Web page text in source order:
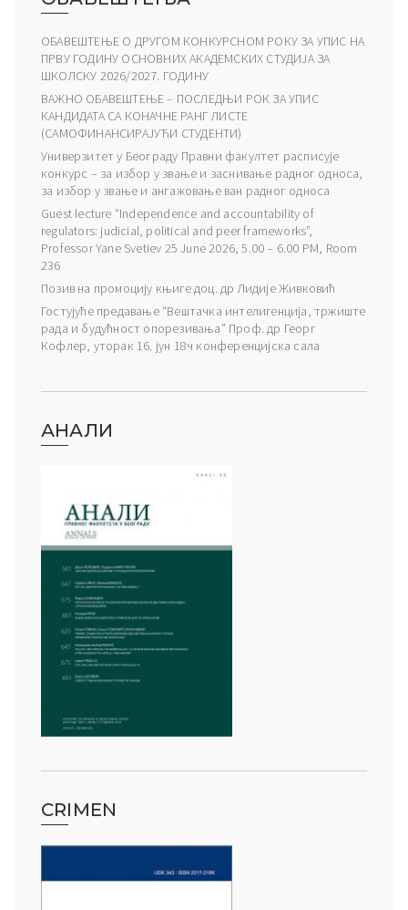
ОБАВЕШТЕЊЕ О ДРУГОМ КОНКУРСНОМ РОКУ ЗА УПИС НА
ПРВУ ГОДИНУ ОСНОВНИХ АКАДЕМСКИХ СТУДИЈА ЗА
ШКОЛСКУ 2026/2027. ГОДИНУ
ВАЖНО ОБАВЕШТЕЊЕ – ПОСЛЕДЊИ РОК ЗА УПИС
КАНДИДАТА СА КОНАЧНЕ РАНГ ЛИСТЕ
(САМОФИНАНСИРАЈУЋИ СТУДЕНТИ)
Универзитет у Београду Правни факултет расписује
конкурс – за избор у звање и заснивање радног односа,
за избор у звање и ангажовање ван радног односа
Guest lecture “Independence and accountability of
regulators: judicial, political and peer frameworks”,
Professor Yane Svetiev 25 June 2026, 5.00 – 6.00 PM, Room
236
Позив на промоцију књиге доц. др Лидије Живковић
Гостујуће предавање “Вештачка интелигенција, тржиште
рада и будућност опорезивања” Проф. др Георг
Кофлер, уторак 16. јун 18ч конференцијска сала
АНАЛИ
CRIMEN